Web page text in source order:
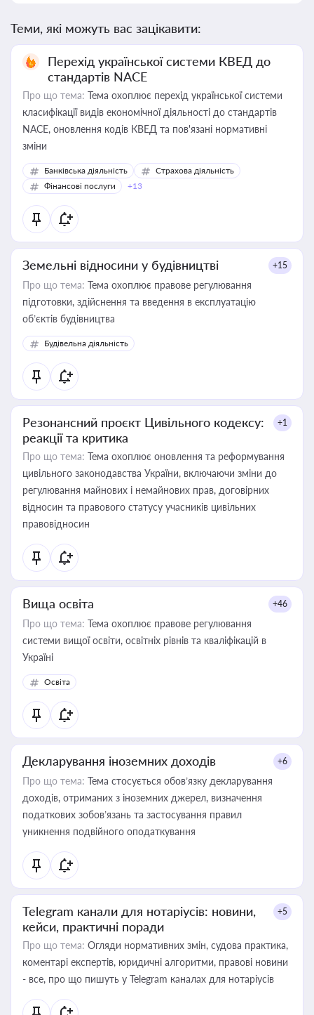
Теми, які можуть вас зацікавити:
Перехід української системи КВЕД до
стандартів NACE
Про що тема: Тема охоплює перехід української системи
класифікації видів економічної діяльності до стандартів
NACE, оновлення кодів КВЕД та пов'язані нормативні
зміни
Банківська діяльність
Страхова діяльність
Фінансові послуги
+13
Земельні відносини у будівництві +15
Про що тема: Тема охоплює правове регулювання
підготовки, здійснення та введення в експлуатацію
об’єктів будівництва
Будівельна діяльність
Резонансний проєкт Цивільного кодексу:
реакції та критика
+1
Про що тема: Тема охоплює оновлення та реформування
цивільного законодавства України, включаючи зміни до
регулювання майнових і немайнових прав, договірних
відносин та правового статусу учасників цивільних
правовідносин
Вища освіта +46
Про що тема: Тема охоплює правове регулювання
системи вищої освіти, освітніх рівнів та кваліфікацій в
Україні
Освіта
Декларування іноземних доходів +6
Про що тема: Тема стосується обов’язку декларування
доходів, отриманих з іноземних джерел, визначення
податкових зобов’язань та застосування правил
уникнення подвійного оподаткування
Telegram канали для нотаріусів: новини,
кейси, практичні поради
+5
Про що тема: Огляди нормативних змін, судова практика,
коментарі експертів, юридичні алгоритми, правові новини
- все, про що пишуть у Telegram каналах для нотаріусів